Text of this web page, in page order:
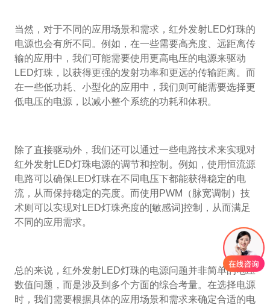
当然，对于不同的应用场景和需求，红外发射LED灯珠的
电源也会有所不同。例如，在一些需要高亮度、远距离传
输的应用中，我们可能需要使用更高电压的电源来驱动
LED灯珠，以获得更强的发射功率和更远的传输距离。而
在一些低功耗、小型化的应用中，我们则可能需要选择更
低电压的电源，以减小整个系统的功耗和体积。
除了直接驱动外，我们还可以通过一些电路技术来实现对
红外发射LED灯珠电源的调节和控制。例如，使用恒流源
电路可以确保LED灯珠在不同电压下都能获得稳定的电
流，从而保持稳定的亮度。而使用PWM（脉宽调制）技
术则可以实现对LED灯珠亮度的[敏感词]控制，从而满足
不同的应用需求。
总的来说，红外发射LED灯珠的电源问题并非简单的电压
数值问题，而是涉及到多个方面的综合考量。在选择电源
时，我们需要根据具体的应用场景和需求来确定合适的电